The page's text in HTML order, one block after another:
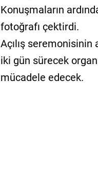
Konuşmaların
fotoğrafı çektirdi.
Açılış
iki gün sürecek
mücadele edecek.